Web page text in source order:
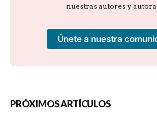
nuestras autores y
Únete a nuestra
PRÓXIMOS ARTÍCULOS